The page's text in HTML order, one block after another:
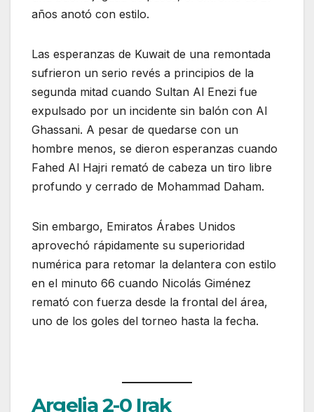
años anotó con estilo.
Las esperanzas de Kuwait de una remontada
sufrieron un serio revés a principios de la
segunda mitad cuando Sultan Al Enezi fue
expulsado por un incidente sin balón con Al
Ghassani. A pesar de quedarse con un
hombre menos, se dieron esperanzas cuando
Fahed Al Hajri remató de cabeza un tiro libre
profundo y cerrado de Mohammad Daham.
Sin embargo, Emiratos Árabes Unidos
aprovechó rápidamente su superioridad
numérica para retomar la delantera con estilo
en el minuto 66 cuando Nicolás Giménez
remató con fuerza desde la frontal del área,
uno de los goles del torneo hasta la fecha.
Argelia 2-0 Irak